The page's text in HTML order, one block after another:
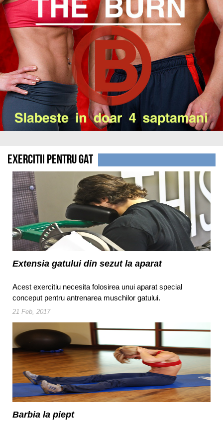
Exercitii pentru gat
Extensia gatului din sezut la aparat
Acest exercitiu necesita folosirea unui aparat special
conceput pentru antrenarea muschilor gatului.
21 Feb, 2017
Barbia la piept